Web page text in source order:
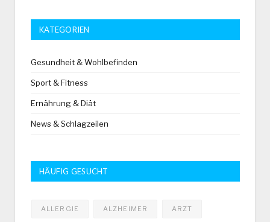
KATEGORIEN
Gesundheit & Wohlbefinden
Sport & Fitness
Ernährung & Diät
News & Schlagzeilen
HÄUFIG GESUCHT
ALLERGIE ALZHEIMER ARZT